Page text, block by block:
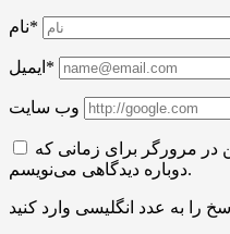
نام*
ایمیل*
وب سایت
در مرورگر برای زمانی که
دوباره دیدگاهی می‌نویسم.